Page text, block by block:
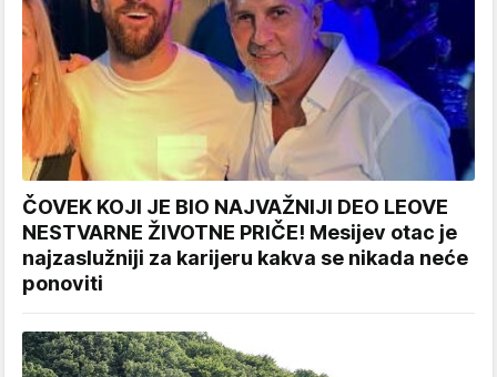
ČOVEK KOJI JE BIO NAJVAŽNIJI DEO LEOVE
NESTVARNE ŽIVOTNE PRIČE! Mesijev otac je
najzaslužniji za karijeru kakva se nikada neće
ponoviti